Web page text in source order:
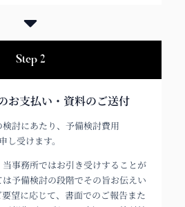
Step 2
お支払い・資料のご送付
討にあたり、予備検討費用
し受けます。
事務所ではお引き受けすることが
予備検討の段階でその旨お伝えい
望に応じて、書面でのご報告また